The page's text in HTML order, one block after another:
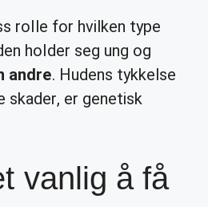
rolle for hvilken type
holder seg ung og
andre. Hudens tykkelse
skader, er genetisk
vanlig å få